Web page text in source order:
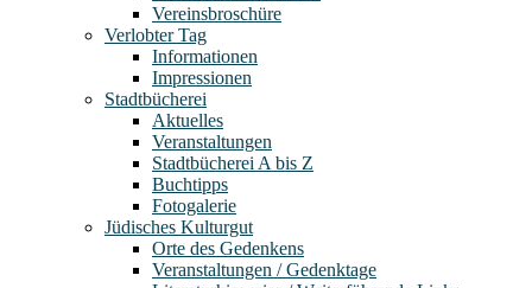
Vereinsbroschüre
Verlobter Tag
Informationen
Impressionen
Stadtbücherei
Aktuelles
Veranstaltungen
Stadtbücherei A bis Z
Buchtipps
Fotogalerie
Jüdisches Kulturgut
Orte des Gedenkens
Veranstaltungen / Gedenktage